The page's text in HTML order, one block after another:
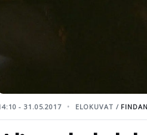
- 31.05.2017 ELOKUVAT /